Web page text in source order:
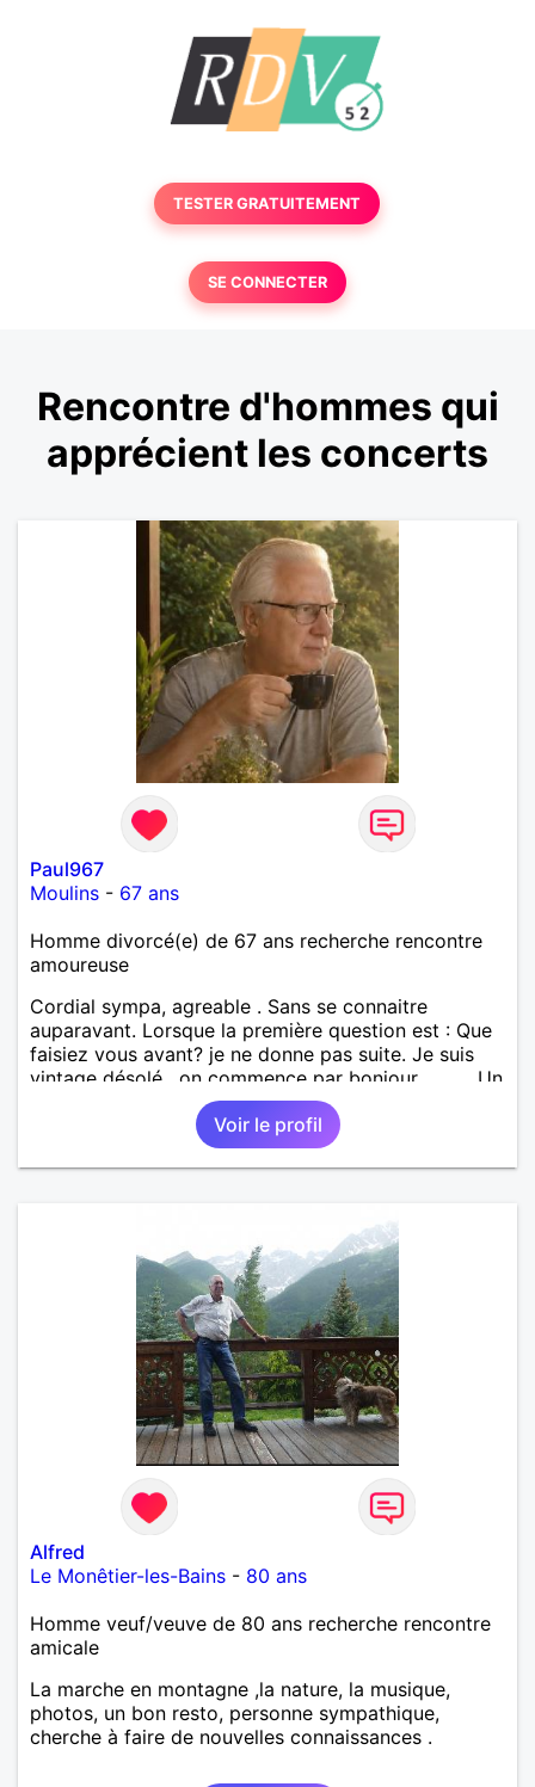
TESTER GRATUITEMENT
SE CONNECTER
Rencontre d'hommes qui
apprécient les concerts
Paul967
Moulins - 67 ans
Homme divorcé(e) de 67 ans recherche rencontre
amoureuse
Cordial sympa, agreable . Sans se connaitre
auparavant. Lorsque la première question est : Que
faisiez vous avant? je ne donne pas suite. Je suis
vintage désolé , on commence par bonjour .......... Un
minimum ...... Je ne suis pas docteur , banquier,
psycholoque , philantrope, mécène.
Voir le profil
Alfred
Le Monêtier-les-Bains - 80 ans
Homme veuf/veuve de 80 ans recherche rencontre
amicale
La marche en montagne ,la nature, la musique,
photos, un bon resto, personne sympathique,
cherche à faire de nouvelles connaissances .